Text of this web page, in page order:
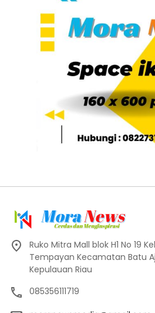
Ruko Mitra Mall blok H1 No 19
Tempayan Kecamatan Batu
Kepulauan Riau
085356111719